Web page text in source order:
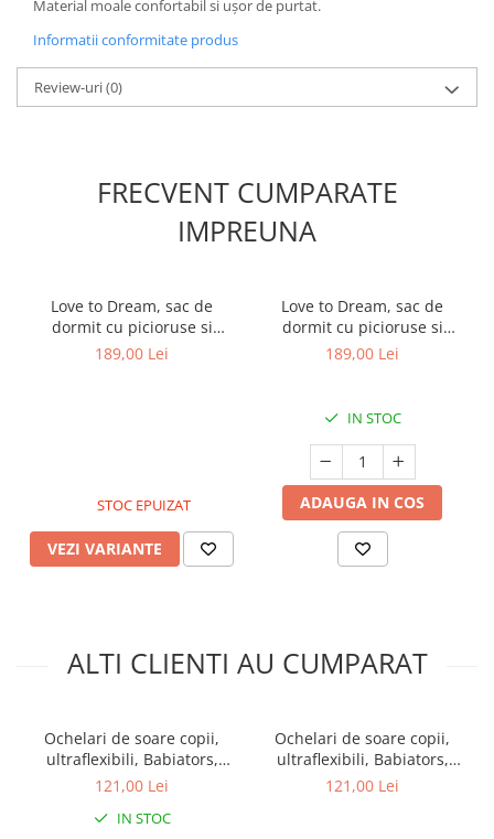
Material moale confortabil si ușor de purtat.
Informatii conformitate produs
Review-uri(0)
FRECVENT CUMPARATE
IMPREUNA
Love to Dream, sac de
dormit cu picioruse si
maneca scurta, 1 TOG, 6-12
189,00 Lei
STOC EPUIZAT
VEZI VARIANTE
Love to Dream, sac de
dormit cu picioruse si
maneca scurta, 1 TOG, 3
189,00 Lei
IN STOC
ADAUGA IN COS
ALTI CLIENTI AU CUMPARAT
Ochelari de soare copii,
ultraflexibili, Babiators,
Sweet Sunflower, lentile
121,00 Lei
IN STOC
Ochelari de soare copii,
ultraflexibili, Babiators,
Bermuda Blue, lentile
121,00 Lei